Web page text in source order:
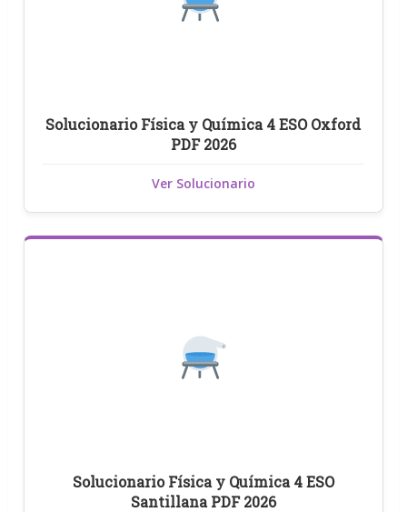
Solucionario Física y Química 4 ESO Oxford
PDF 2026
Ver Solucionario
Solucionario Física y Química 4 ESO
Santillana PDF 2026